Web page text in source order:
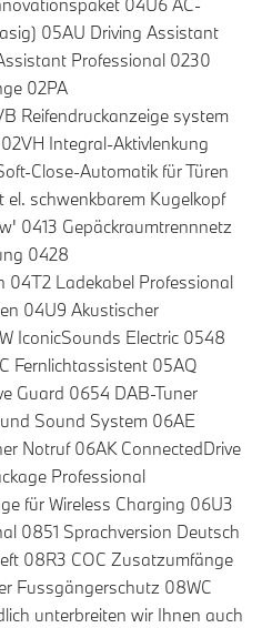
04U6 AC-
05AU Driving Assistant
Professional 0230
02PA
Reifendruckanzeige system
Integral-Aktivlenkung
Close-Automatik für Türen
schwenkbarem Kugelkopf
0413 Gepäckraumtrennnetz
0428
04T2 Ladekabel Professional
04U9 Akustischer
IconicSounds Electric 0548
Fernlichtassistent 05AQ
Guard 0654 DAB-Tuner
Sound System 06AE
Notruf 06AK ConnectedDrive
Professional
für Wireless Charging 06U3
0851 Sprachversion Deutsch
08R3 COC Zusatzumfänge
Fussgängerschutz 08WC
unterbreiten wir Ihnen auch